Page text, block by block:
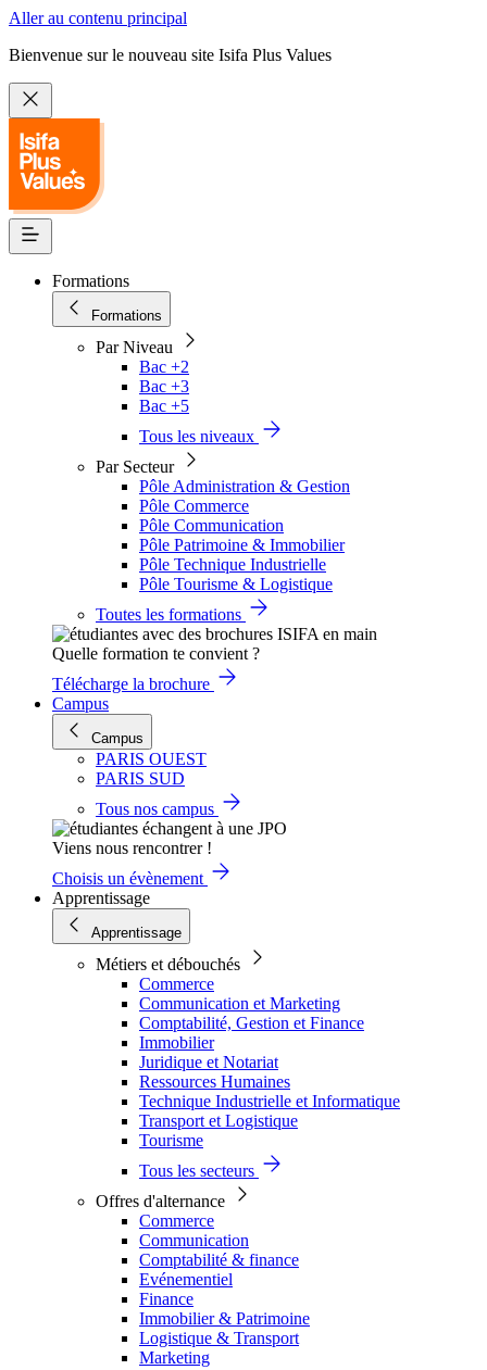
Aller au contenu principal
Bienvenue sur le nouveau site Isifa Plus Values
Formations
Formations
Par Niveau
Bac +2
Bac +3
Bac +5
Tous les niveaux
Par Secteur
Pôle Administration & Gestion
Pôle Commerce
Pôle Communication
Pôle Patrimoine & Immobilier
Pôle Technique Industrielle
Pôle Tourisme & Logistique
Toutes les formations
Quelle formation te convient ?
Télécharge la brochure
Campus
Campus
PARIS OUEST
PARIS SUD
Tous nos campus
Viens nous rencontrer !
Choisis un évènement
Apprentissage
Apprentissage
Métiers et débouchés
Commerce
Communication et Marketing
Comptabilité, Gestion et Finance
Immobilier
Juridique et Notariat
Ressources Humaines
Technique Industrielle et Informatique
Transport et Logistique
Tourisme
Tous les secteurs
Offres d'alternance
Commerce
Communication
Comptabilité & finance
Evénementiel
Finance
Immobilier & Patrimoine
Logistique & Transport
Marketing